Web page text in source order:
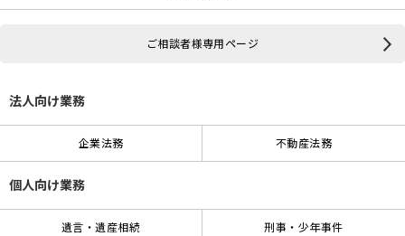
ご相談者様専用ページ
法人向け業務
企業法務 不動産法務
個人向け業務
遺言・遺産相続 刑事・少年事件